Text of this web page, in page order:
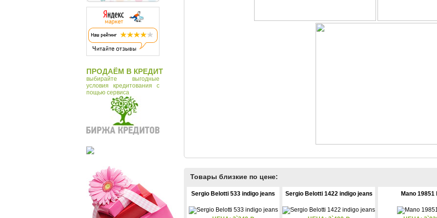
ПРОДАЁМ В КРЕДИТ
выбирайте выгодные
условия кредитования с
пощью сервиса
Товары близкие по цене:
Sergio Belotti 533 indigo jeans Sergio Belotti 1422 indigo jeans Mano 19851